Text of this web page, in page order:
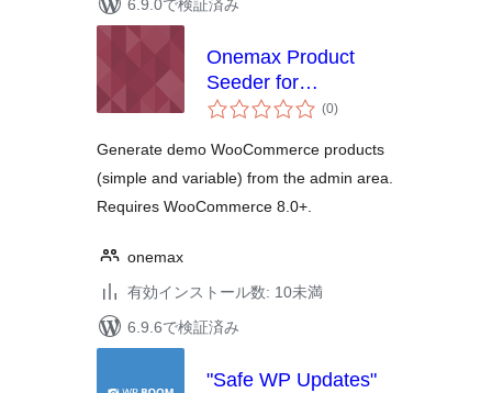
6.9.0で検証済み
Onemax Product
Seeder for
WooCommerce
(0個
の)
Generate demo WooCommerce products
(simple and variable) from the admin area.
Requires WooCommerce 8.0+.
onemax
有効インストール数: 10未満
6.9.6で検証済み
"Safe WP Updates"